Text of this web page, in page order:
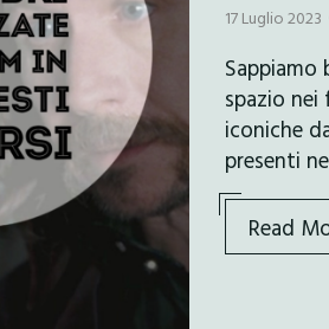
17 Luglio 2023
spazio
iconiche
presenti
Read